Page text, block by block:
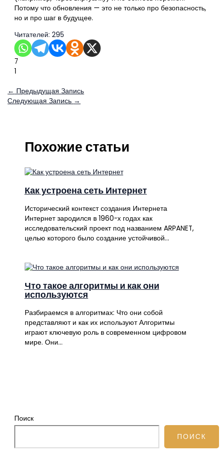
Потому что обновления — это не только про безопасность,
но и про шаг в будущее.
Читателей: 295
7
1
← Предыдущая Запись
Следующая Запись →
Похожие статьи
Как устроена сеть Интернет
Исторический контекст создания Интернета
Интернет зародился в 1960-х годах как
исследовательский проект под названием ARPANET,
целью которого было создание устойчивой…
Что такое алгоритмы и как они
используются
Разбираемся в алгоритмах: Что они собой
представляют и как их используют Алгоритмы
играют ключевую роль в современном цифровом
мире. Они…
Поиск
ПОИСК